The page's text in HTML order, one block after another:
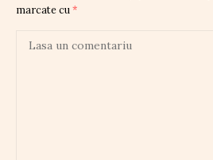
marcate cu *